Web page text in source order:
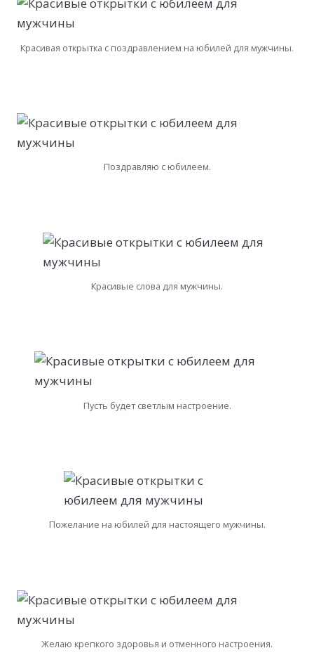
Красивая открытка с поздравлением на юбилей для мужчины.
Поздравляю с юбилеем.
Красивые слова для мужчины.
Пусть будет светлым настроение.
Пожелание на юбилей для настоящего мужчины.
Желаю крепкого здоровья и отменного настроения.